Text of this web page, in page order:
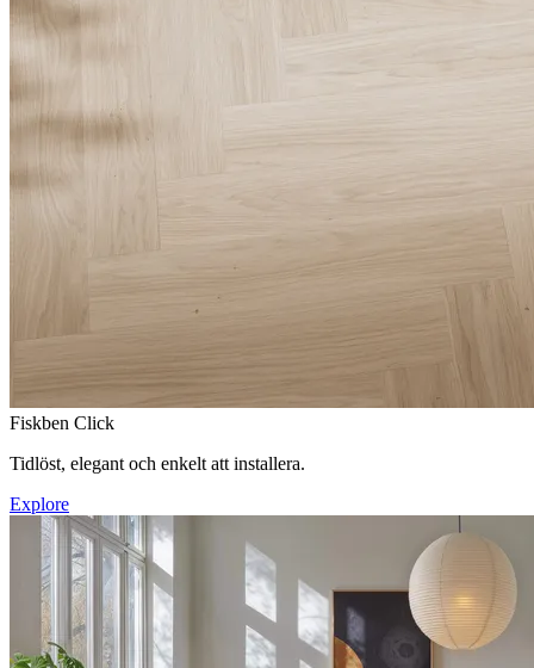
Fiskben Click
Tidlöst, elegant och enkelt att installera.
Explore